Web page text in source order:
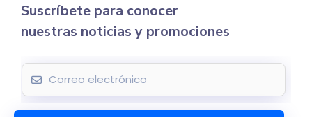
Suscríbete para conocer
nuestras noticias y promociones
E
m
a